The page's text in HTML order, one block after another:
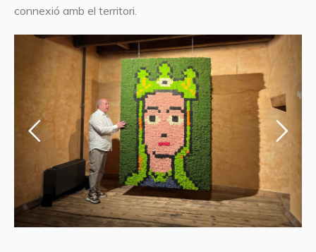
connexió amb el territori.